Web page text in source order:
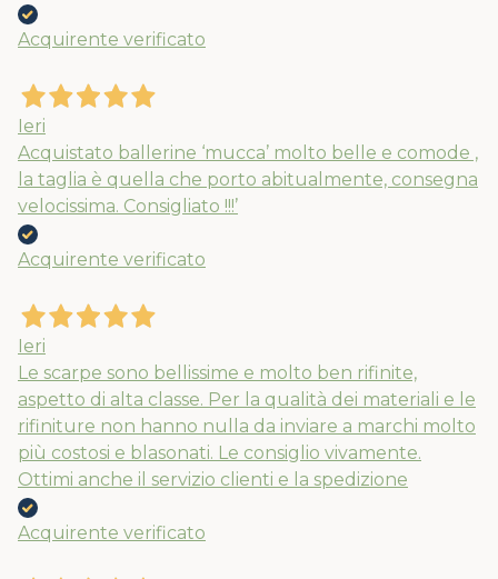
Acquirente verificato
Ieri
Acquistato ballerine ‘mucca’ molto belle e comode ,
la taglia è quella che porto abitualmente, consegna
velocissima. Consigliato !!!’
Acquirente verificato
Ieri
Le scarpe sono bellissime e molto ben rifinite,
aspetto di alta classe. Per la qualità dei materiali e le
rifiniture non hanno nulla da inviare a marchi molto
più costosi e blasonati. Le consiglio vivamente.
Ottimi anche il servizio clienti e la spedizione
Acquirente verificato